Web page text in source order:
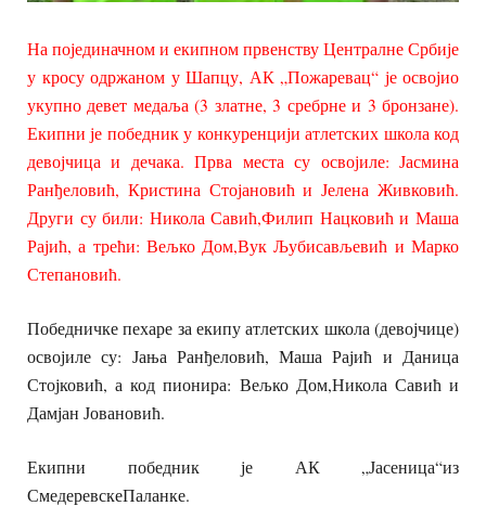
На појединачном и екипном првенству Централне Србије
у кросу одржаном у Шапцу, АК „Пожаревац“ је освојио
укупно девет медаља (3 златне, 3 сребрне и 3 бронзане).
Екипни је победник у конкуренцији атлетских школа код
девојчица и дечака. Прва места су освојиле: Јасмина
Ранђеловић, Кристина Стојановић и Јелена Живковић.
Други су били: Никола Савић,Филип Нацковић и Маша
Рајић, а трећи: Вељко Дом,Вук Љубисављевић и Марко
Степановић.
Победничке пехаре за екипу атлетских школа (девојчице)
освојиле су: Јања Ранђеловић, Маша Рајић и Даница
Стојковић, а код пионира: Вељко Дом,Никола Савић и
Дамјан Јовановић.
Екипни победник је АК „Јасеница“из
СмедеревскеПаланке.